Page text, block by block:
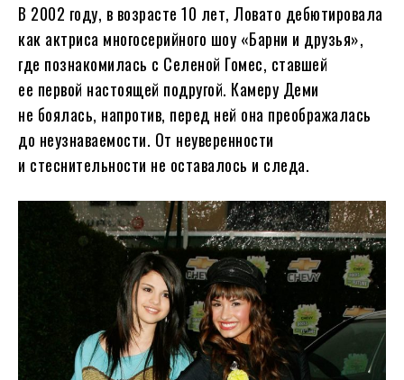
В 2002 году, в возрасте 10 лет, Ловато дебютировала
как актриса многосерийного шоу «Барни и друзья»,
где познакомилась с Селеной Гомес, ставшей
ее первой настоящей подругой. Камеру Деми
не боялась, напротив, перед ней она преображалась
до неузнаваемости. От неуверенности
и стеснительности не оставалось и следа.